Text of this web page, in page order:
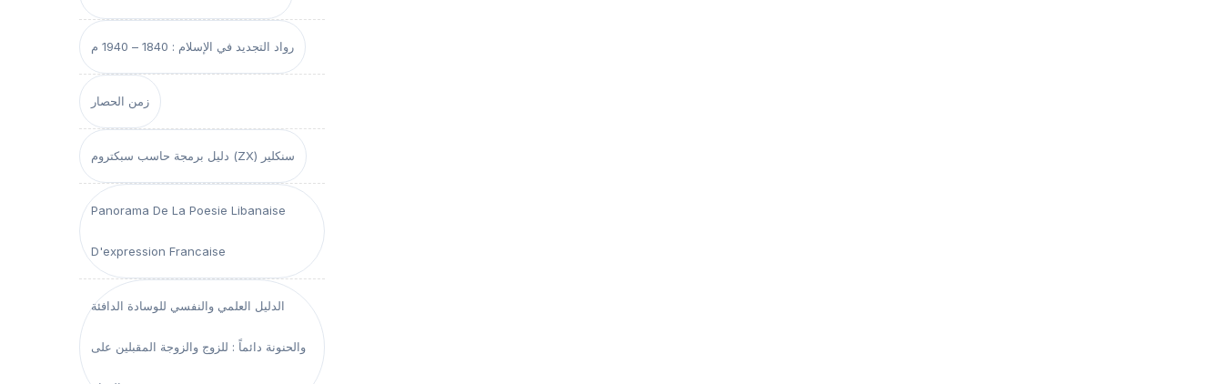
رواد التجديد في الإسلام : 1840 – 1940 م
زمن الحصار
دليل برمجة حاسب سبكتروم (ZX) سنكلير
Panorama De La Poesie Libanaise
D'expression Francaise
الدليل العلمي والنفسي للوسادة الدافئة
والحنونة دائماً : للزوج والزوجة المقبلين على